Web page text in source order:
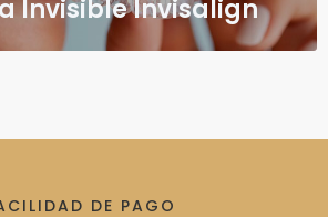
Invisible Invisalign
DE PAGO